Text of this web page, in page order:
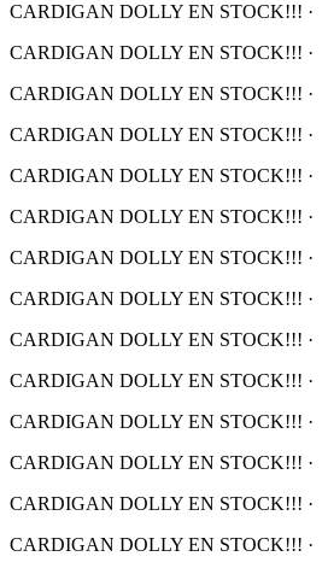
CARDIGAN DOLLY EN STOCK!!! ·
CARDIGAN DOLLY EN STOCK!!! ·
CARDIGAN DOLLY EN STOCK!!! ·
CARDIGAN DOLLY EN STOCK!!! ·
CARDIGAN DOLLY EN STOCK!!! ·
CARDIGAN DOLLY EN STOCK!!! ·
CARDIGAN DOLLY EN STOCK!!! ·
CARDIGAN DOLLY EN STOCK!!! ·
CARDIGAN DOLLY EN STOCK!!! ·
CARDIGAN DOLLY EN STOCK!!! ·
CARDIGAN DOLLY EN STOCK!!! ·
CARDIGAN DOLLY EN STOCK!!! ·
CARDIGAN DOLLY EN STOCK!!! ·
CARDIGAN DOLLY EN STOCK!!! ·